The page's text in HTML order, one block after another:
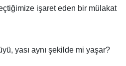
işaret eden bir mülakat
yası aynı şekilde mi yaşar?